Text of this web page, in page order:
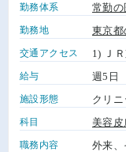
勤務体系 常勤の
勤務地 東京都
交通アクセス 1) Ｊ
給与 週5日
施設形態 クリニ
科目 美容皮
職務内容 外来、